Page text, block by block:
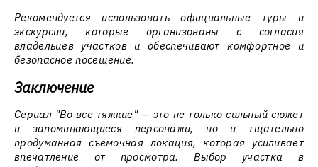
Рекомендуется использовать официальные туры и
экскурсии, которые организованы с согласия
владельцев участков и обеспечивают комфортное и
безопасное посещение.
Заключение
Сериал "Во все тяжкие" — это не только сильный сюжет
и запоминающиеся персонажи, но и тщательно
продуманная съемочная локация, которая усиливает
впечатление от просмотра. Выбор участка в